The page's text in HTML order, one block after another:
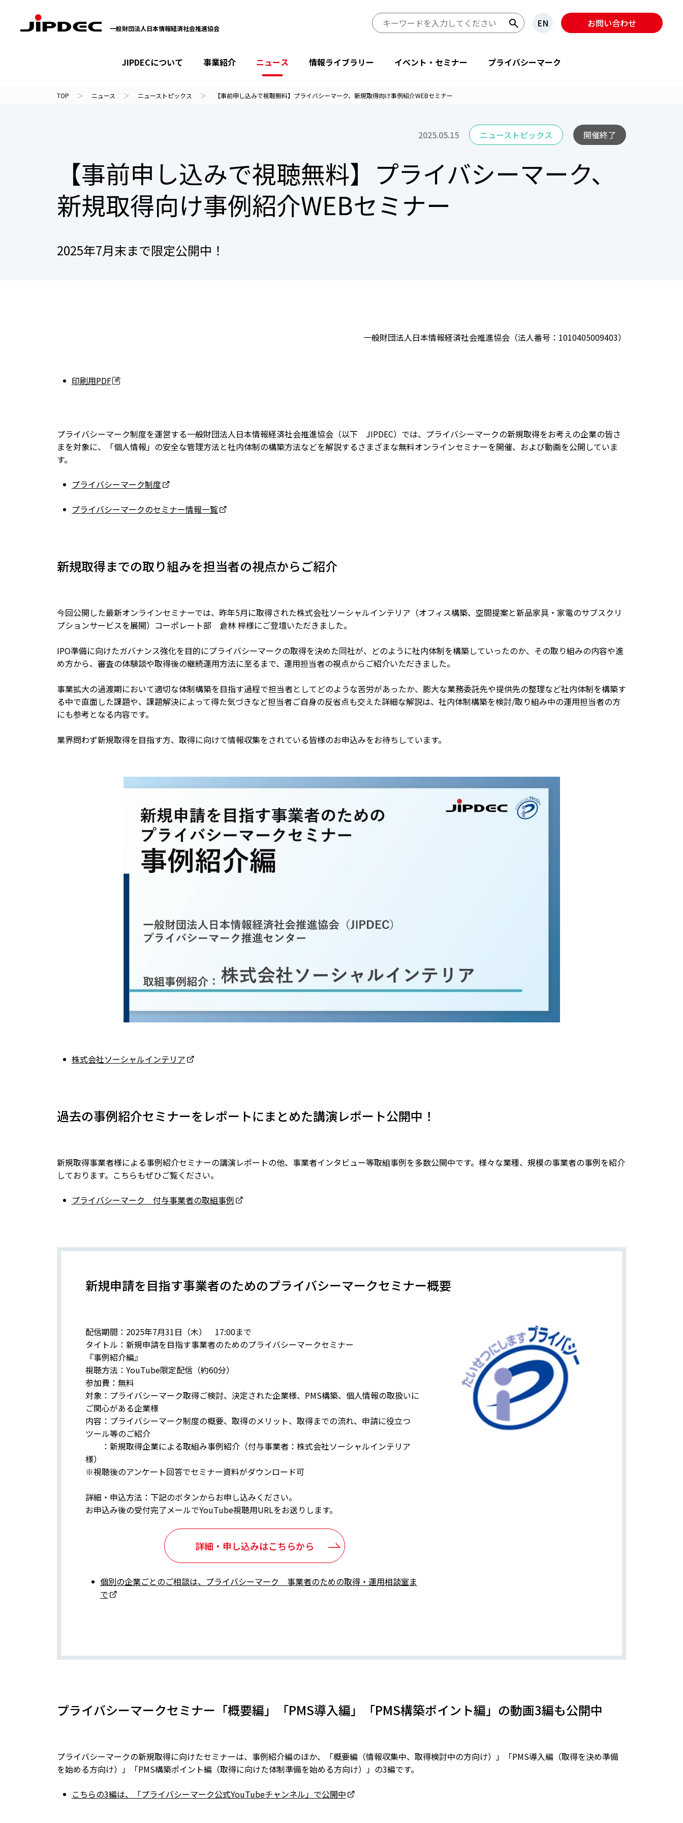
一般財団法人日本情報経済社会推進協会 EN お問い合わせ
JIPDECについて
協会情報
設立50周年記念
プライバシーマーク25周年特別企画
事業紹介
テーマから探す
ニュース
省庁・他団体より
JIPDECメールマガジン
情報配信サービス
情報ライブラリー
情報マネジメントシステム関連文書
「企業IT利活用動向調査」結果
デジタル社会における消費者意識調査
イベント・セミナー
後援・協賛
プライバシーマーク
TOP ニュース ニューストピックス 【事前申し込みで視聴無料】プライバシーマーク、新規取得向け事例紹介WEBセミナー
2025.05.15 ニューストピックス 開催終了
【事前申し込みで視聴無料】プライバシーマーク、
新規取得向け事例紹介WEBセミナー
2025年7月末まで限定公開中！
一般財団法人日本情報経済社会推進協会（法人番号：1010405009403）
印刷用PDF
プライバシーマーク制度を運営する一般財団法人日本情報経済社会推進協会（以下 JIPDEC）では、プライバシーマークの新規取得をお考えの企業の皆さ
まを対象に、「個人情報」の安全な管理方法と社内体制の構築方法などを解説するさまざまな無料オンラインセミナーを開催、および動画を公開していま
す。
プライバシーマーク制度
プライバシーマークのセミナー情報一覧
新規取得までの取り組みを担当者の視点からご紹介
今回公開した最新オンラインセミナーでは、昨年5月に取得された株式会社ソーシャルインテリア（オフィス構築、空間提案と新品家具・家電のサブスクリ
プションサービスを展開）コーポレート部 倉林 梓様にご登壇いただきました。
IPO準備に向けたガバナンス強化を目的にプライバシーマークの取得を決めた同社が、どのように社内体制を構築していったのか、その取り組みの内容や進
め方から、審査の体験談や取得後の継続運用方法に至るまで、運用担当者の視点からご紹介いただきました。
事業拡大の過渡期において適切な体制構築を目指す過程で担当者としてどのような苦労があったか、膨大な業務委託先や提供先の整理など社内体制を構築す
る中で直面した課題や、課題解決によって得た気づきなど担当者ご自身の反省点も交えた詳細な解説は、社内体制構築を検討/取り組み中の運用担当者の方
にも参考となる内容です。
業界問わず新規取得を目指す方、取得に向けて情報収集をされている皆様のお申込みをお待ちしています。
株式会社ソーシャルインテリア
過去の事例紹介セミナーをレポートにまとめた講演レポート公開中！
新規取得事業者様による事例紹介セミナーの講演レポートの他、事業者インタビュー等取組事例を多数公開中です。様々な業種、規模の事業者の事例を紹介
しております。こちらもぜひご覧ください。
プライバシーマーク 付与事業者の取組事例
新規申請を目指す事業者のためのプライバシーマークセミナー概要
配信期間：2025年7月31日（木） 17:00まで
タイトル：新規申請を目指す事業者のためのプライバシーマークセミナー
『事例紹介編』
視聴方法：YouTube限定配信（約60分）
参加費：無料
対象：プライバシーマーク取得ご検討、決定された企業様、PMS構築、個人情報の取扱いに
ご関心がある企業様
内容：プライバシーマーク制度の概要、取得のメリット、取得までの流れ、申請に役立つ
ツール等のご紹介
：新規取得企業による取組み事例紹介（付与事業者：株式会社ソーシャルインテリア
様）
※視聴後のアンケート回答でセミナー資料がダウンロード可
詳細・申込方法：下記のボタンからお申し込みください。
お申込み後の受付完了メールでYouTube視聴用URLをお送りします。
詳細・申し込みはこちらから
個別の企業ごとのご相談は、プライバシーマーク 事業者のための取得・運用相談室ま
で
プライバシーマークセミナー「概要編」「PMS導入編」「PMS構築ポイント編」の動画3編も公開中
プライバシーマークの新規取得に向けたセミナーは、事例紹介編のほか、「概要編（情報収集中、取得検討中の方向け）」「PMS導入編（取得を決め準備
を始める方向け）」「PMS構築ポイント編（取得に向けた体制準備を始める方向け）」の3編です。
こちらの3編は、「プライバシーマーク公式YouTubeチャンネル」で公開中